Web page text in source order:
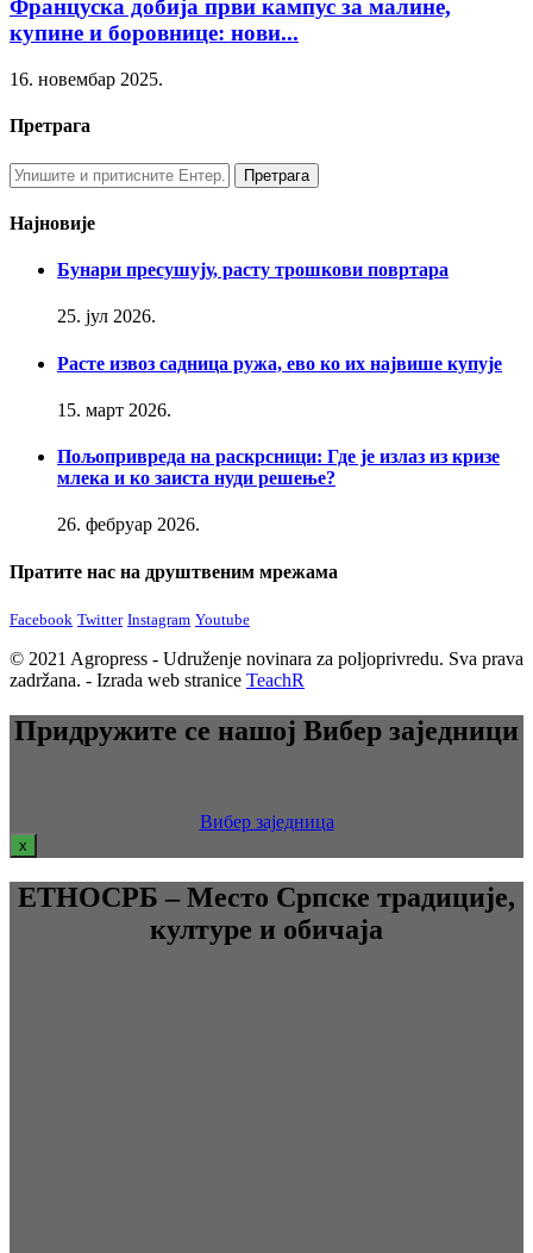
Француска добија први кампус за малине,
купине и боровнице: нови...
16. новембар 2025.
Претрага
Најновије
Бунари пресушују, расту трошкови повртара
25. јул 2026.
Расте извоз садница ружа, ево ко их највише купује
15. март 2026.
Пољопривреда на раскрсници: Где је излаз из кризе
млека и ко заиста нуди решење?
26. фебруар 2026.
Пратите нас на друштвеним мрежама
Facebook Twitter Instagram Youtube
© 2021 Agropress - Udruženje novinara za poljoprivredu. Sva prava
zadržana. - Izrada web stranice TeachR
Придружите се нашој Вибер заједници
Вибер заједница
x
ЕТНОСРБ – Место Српске традиције,
културе и обичаја